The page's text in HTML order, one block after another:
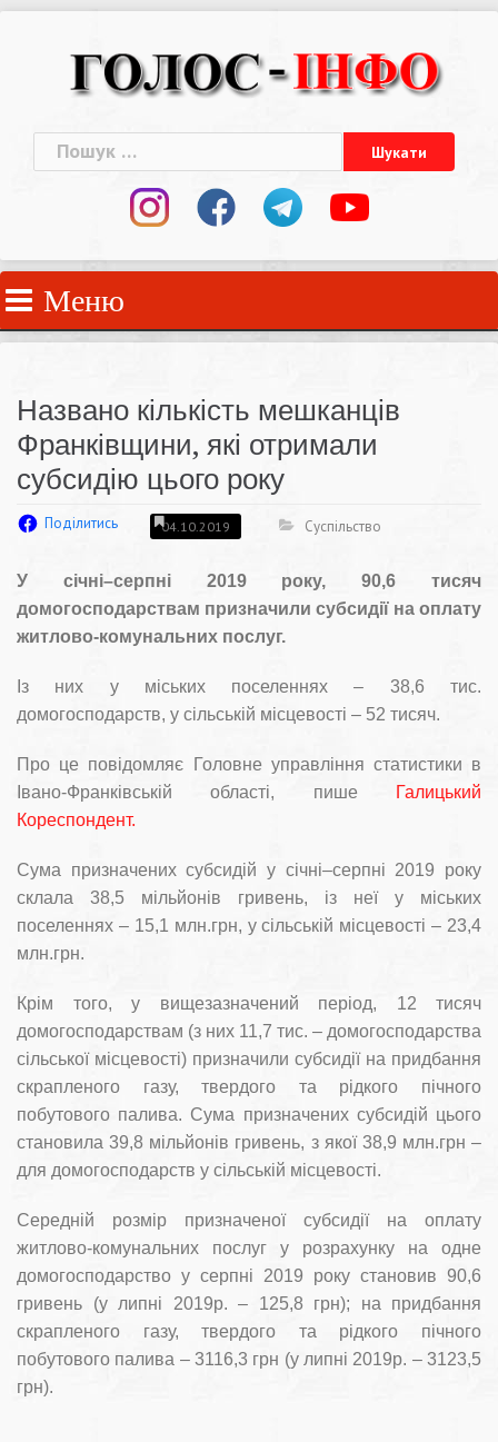
Пошук:
Меню
Названо кількість мешканців
Франківщини, які отримали
субсидію цього року
Поділитись 04.10.2019 Суспільство
У січні–серпні 2019 року, 90,6 тисяч
домогосподарствам призначили субсидії на оплату
житлово-комунальних послуг.
Із них у міських поселеннях – 38,6 тис.
домогосподарств, у сільській місцевості – 52 тисяч.
Про це повідомляє Головне управління статистики в
Івано-Франківській області, пише
Галицький
Кореспондент.
Сума призначених субсидій у січні–серпні 2019 року
склала 38,5 мільйонів гривень, із неї у міських
поселеннях – 15,1 млн.грн, у сільській місцевості – 23,4
млн.грн.
Крім того, у вищезазначений період, 12 тисяч
домогосподарствам (з них 11,7 тис. – домогосподарства
сільської місцевості) призначили субсидії на придбання
скрапленого газу, твердого та рідкого пічного
побутового палива. Сума призначених субсидій цього
становила 39,8 мільйонів гривень, з якої 38,9 млн.грн –
для домогосподарств у сільській місцевості.
Cередній розмір призначеної субсидії на оплату
житлово-комунальних послуг у розрахунку на одне
домогосподарство у серпні 2019 року становив 90,6
гривень (у липні 2019р. – 125,8 грн); на придбання
скрапленого газу, твердого та рідкого пічного
побутового палива – 3116,3 грн (у липні 2019р. – 3123,5
грн).